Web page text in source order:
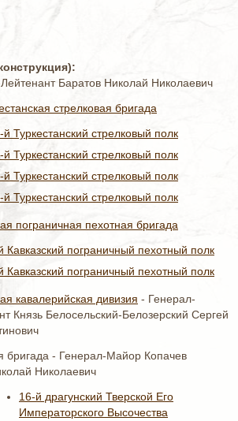
Баратов Николай Николаевич
стрелковая бригада
й Туркестанский стрелковый полк
й Туркестанский стрелковый полк
й Туркестанский стрелковый полк
й Туркестанский стрелковый полк
пограничная пехотная бригада
Кавказский пограничный пехотный полк
Кавказский пограничный пехотный полк
кавалерийская дивизия - Генерал-
Князь Белосельский-Белозерский Сергей
бригада - Генерал-Майор Копачев
Николаевич
16-й драгунский Тверской Его
Императорского Высочества